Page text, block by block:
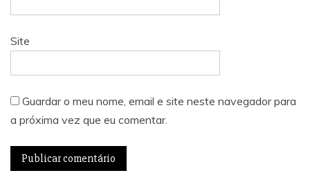
Site
Guardar o meu nome, email e site neste navegador para
a próxima vez que eu comentar.